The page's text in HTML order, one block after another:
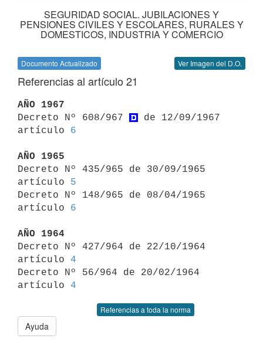
SEGURIDAD SOCIAL. JUBILACIONES Y
PENSIONES CIVILES Y ESCOLARES, RURALES Y
DOMESTICOS, INDUSTRIA Y COMERCIO
Documento Actualizado Ver Imagen del D.O.
Referencias al artículo 21
AÑO 1967
Decreto Nº 608/967
de 12/09/1967
artículo 6
AÑO 1965
Decreto Nº 435/965 de 30/09/1965
artículo 5
Decreto Nº 148/965 de 08/04/1965
artículo 6
AÑO 1964
Decreto Nº 427/964 de 22/10/1964
artículo 4
Decreto Nº 56/964 de 20/02/1964
artículo 4
Referencias a toda la norma
Ayuda